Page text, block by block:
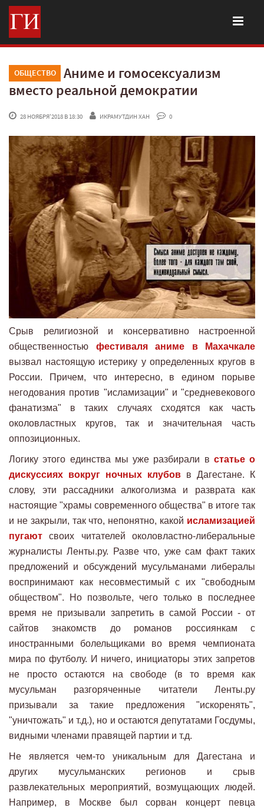
ОБЩЕСТВО
Аниме и гомосексуализм
вместо реальной демократии
28 НОЯБРЯ'2018 В 18:30 ИКРАМУТДИН ХАН 0
Срыв религиозной и консервативно настроенной
общественностью фестиваля аниме в Махачкале
вызвал настоящую истерику у определенных кругов в
России. Причем, что интересно, в едином порыве
негодования против "исламизации" и "средневекового
фанатизма" в таких случаях сходятся как часть
околовластных кругов, так и значительная часть
оппозиционных.
Логику этого единства мы уже разбирали в статье о
дискуссиях вокруг ночных клубов в Дагестане. К
слову, эти рассадники алкоголизма и разврата как
настоящие "храмы современного общества" в итоге так
и не закрыли, так что, непонятно, какой исламизацией
пугают своих читателей околовластно-либеральные
журналисты Ленты.ру. Разве что, уже сам факт таких
предложений и обсуждений мусульманами либералы
воспринимают как несовместимый с их "свободным
обществом". Но позвольте, чего только в последнее
время не призывали запретить в самой России - от
сайтов знакомств до романов россиянкам с
иностранными болельщиками во время чемпионата
мира по футболу. И ничего, инициаторы этих запретов
не просто остаются на свободе (в то время как
мусульман разгоряченные читатели Ленты.ру
призывали за такие предложения "искоренять",
"уничтожать" и т.д.), но и остаются депутатами Госдумы,
видными членами правящей партии и т.д.
Не является чем-то уникальным для Дагестана и
других мусульманских регионов и срыв
развлекательных мероприятий, возмущающих людей.
Например, в Москве был сорван концерт певца